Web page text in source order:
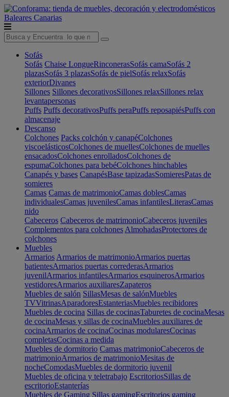
Baleares Canarias
Sofás
Sofás Chaise LongueRinconerasSofás camaSofás 2
plazasSofás 3 plazasSofás de pielSofás relaxSofás
exteriorDivanes
Sillones Sillones decorativosSillones relaxSillones relax
levantapersonas
Puffs Puffs decorativosPuffs peraPuffs reposapiésPuffs con
almacenaje
Descanso
Colchones Packs colchón y canapéColchones
viscoelásticosColchones de muellesColchones de muelles
ensacadosColchones enrolladosColchones de
espumaColchones para bebéColchones hinchables
Canapés y bases CanapésBase tapizadasSomieresPatas de
somieres
Camas Camas de matrimonioCamas doblesCamas
individualesCamas juvenilesCamas infantilesLiterasCamas
nido
Cabeceros Cabeceros de matrimonioCabeceros juveniles
Complementos para colchones AlmohadasProtectores de
colchones
Muebles
Armarios Armarios de matrimonioArmarios puertas
batientesArmarios puertas correderasArmarios
juvenilArmarios infantilesArmarios esquinerosArmarios
vestidoresArmarios auxiliaresZapateros
Muebles de salón SillasMesas de salónMuebles
TVVitrinasAparadoresEstanteriasMuebles recibidores
Muebles de cocina Sillas de cocinasTaburetes de cocinaMesas
de cocinaMesas y sillas de cocinaMuebles auxiliares de
cocinaArmarios de cocinaCocinas modularesCocinas
completasCocinas a medida
Muebles de dormitorio Camas matrimonioCabeceros de
matrimonioArmarios de matrimonioMesitas de
nocheComodasMuebles de dormitorio juvenil
Muebles de oficina y teletrabajo EscritoriosSillas de
escritorioEstanterías
Muebles de Gaming Sillas gamingEscritorios gaming